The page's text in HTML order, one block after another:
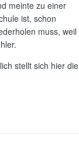
meinte zu einer
ist, schon
muss, weil
stellt sich hier die